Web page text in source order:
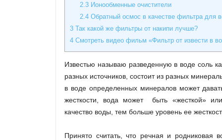
2.3Ионообменные очистители
2.4Обратный осмос в качестве фильтра для
3 Так какой же фильтры от накипи лучше?
4 Смотреть видео фильм «Фильтр от извести в
Известью называю разведенную в воде соль
разных источников, состоит из разных
в воде определенных минералов может
жесткости, вода может быть «жесткой»
качество воды, тем больше уровень ее
Принято считать, что речная и родниковая